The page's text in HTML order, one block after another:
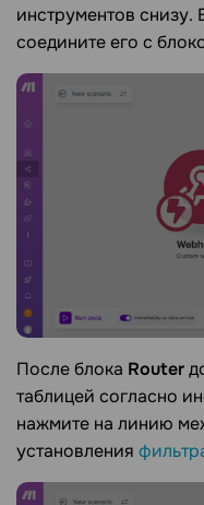
инструментов снизу.
соедините его с
После блока Router
таблицей согласно
нажмите на линию
установления